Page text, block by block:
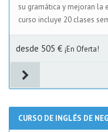
su gramática y mejoran la
curso incluye 20 clases
desde 505 € ¡En Oferta!
CURSO DE INGLÉS DE